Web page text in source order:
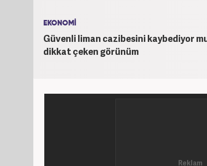
EKONOMİ
Güvenli liman cazibesini kaybediyor
dikkat çeken görünüm